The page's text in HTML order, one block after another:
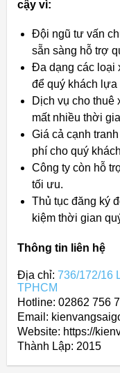
cậy vì:
Đội ngũ tư vấn
sẵn sàng hỗ trợ
Đa dạng các loại
để quý khách
Dịch vụ cho thuê
mất nhiều thời
Giá cả cạnh
phí cho quý
Công ty còn hỗ
tối ưu.
Thủ tục đăng ký
kiệm thời gian
Thông tin liên hệ
Địa chỉ: 736/172/16
TPHCM
Hotline: 02862 756
Email:
Website: https://
Thành Lập: 2015